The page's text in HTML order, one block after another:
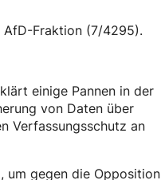
AfD-Fraktion (7/4295).
einige Pannen in der
von Daten über
Verfassungsschutz an
um gegen die Opposition